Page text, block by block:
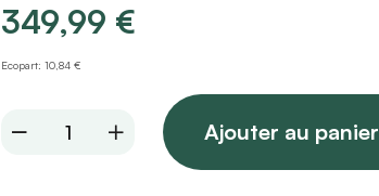
349,99 €
Ecopart: 10,84 €
Canapé
Ajouter au panier